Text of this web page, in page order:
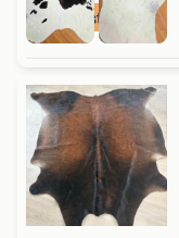
De Juiste Toon